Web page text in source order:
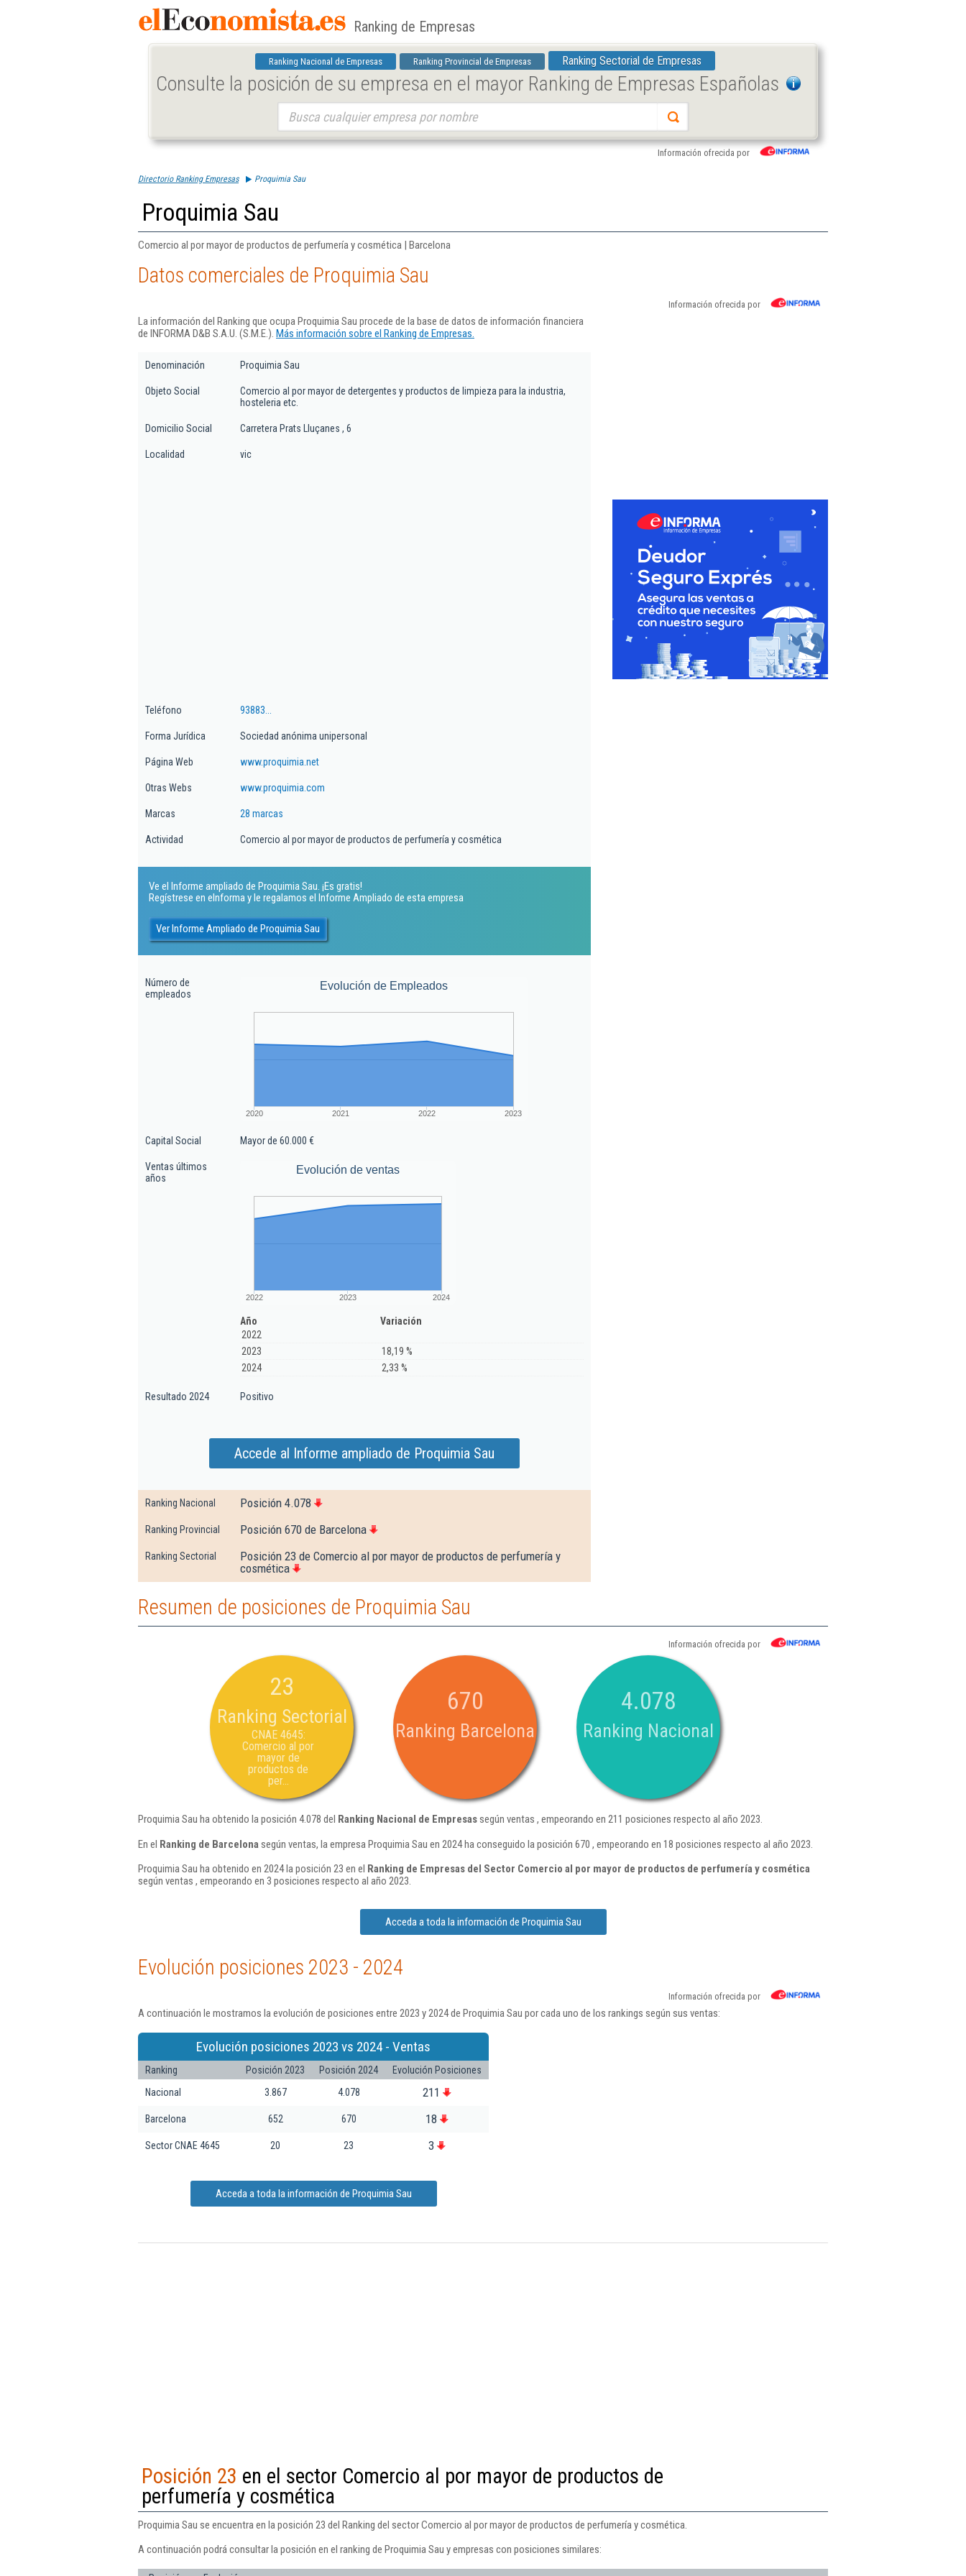
Ranking de Empresas
Ranking Nacional de Empresas Ranking Provincial de Empresas Ranking Sectorial de Empresas
Consulte la posición de su empresa en el mayor Ranking de Empresas Españolas
Información ofrecida por
Directorio Ranking Empresas Proquimia Sau
Proquimia Sau
Comercio al por mayor de productos de perfumería y cosmética | Barcelona
Datos comerciales de Proquimia Sau
Información ofrecida por
La información del Ranking que ocupa Proquimia Sau procede de la base de datos de información financiera
de INFORMA D&B S.A.U. (S.M.E.). Más información sobre el Ranking de Empresas.
Denominación Proquimia Sau
Objeto Social
Comercio al por mayor de detergentes y productos de limpieza para la industria,
hosteleria etc.
Domicilio Social Carretera Prats Lluçanes , 6
Localidad vic
Teléfono 93883...
Forma Jurídica Sociedad anónima unipersonal
Página Web www.proquimia.net
Otras Webs www.proquimia.com
Marcas 28 marcas
Actividad Comercio al por mayor de productos de perfumería y cosmética
Ve el Informe ampliado de Proquimia Sau. ¡Es gratis!
Regístrese en eInforma y le regalamos el Informe Ampliado de esta empresa
Ver Informe Ampliado de Proquimia Sau
Número de
empleados
Evolución de Empleados
2020 2021 2022 2023
Capital Social Mayor de 60.000 €
Ventas últimos
años
Evolución de ventas
2022 2023 2024
Año
Variación
2022
2023
18,19 %
2024
2,33 %
Resultado 2024 Positivo
Accede al Informe ampliado de Proquimia Sau
Ranking Nacional Posición 4.078
Ranking Provincial Posición 670 de Barcelona
Ranking Sectorial
Posición 23 de Comercio al por mayor de productos de perfumería y
cosmética
Resumen de posiciones de Proquimia Sau
Información ofrecida por
23
Ranking Sectorial
CNAE 4645:
Comercio al por
mayor de
productos de
per...
670
Ranking Barcelona
4.078
Ranking Nacional
Proquimia Sau ha obtenido la posición 4.078 del Ranking Nacional de Empresassegún ventas , empeorando en 211 posiciones respecto al año 2023.
En el Ranking de Barcelona según ventas, la empresa Proquimia Sau en 2024 ha conseguido la posición 670 , empeorando en 18 posiciones respecto al año 2023.
Proquimia Sau ha obtenido en 2024 la posición 23 en el Ranking de Empresas del Sector Comercio al por mayor de productos de perfumería y cosmética
según ventas , empeorando en 3 posiciones respecto al año 2023.
Acceda a toda la información de Proquimia Sau
Evolución posiciones 2023 - 2024
Información ofrecida por
A continuación le mostramos la evolución de posiciones entre 2023 y 2024 de Proquimia Sau por cada uno de los rankings según sus ventas:
Evolución posiciones 2023 vs 2024 - Ventas
Ranking Posición 2023 Posición 2024
Evolución Posiciones
Nacional
3.867 4.078 211
Barcelona 652 670 18
Sector CNAE 4645 20 23 3
Acceda a toda la información de Proquimia Sau
Posición 23 en el sector Comercio al por mayor de productos de
perfumería y cosmética
Proquimia Sau se encuentra en la posición 23 del Ranking del sector Comercio al por mayor de productos de perfumería y cosmética.
A continuación podrá consultar la posición en el ranking de Proquimia Sau y empresas con posiciones similares: